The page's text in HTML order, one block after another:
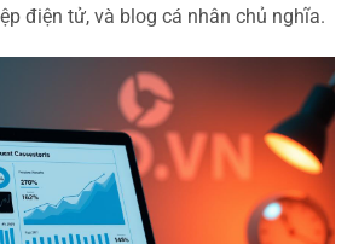
điện tử, và blog cá nhân chủ nghĩa.